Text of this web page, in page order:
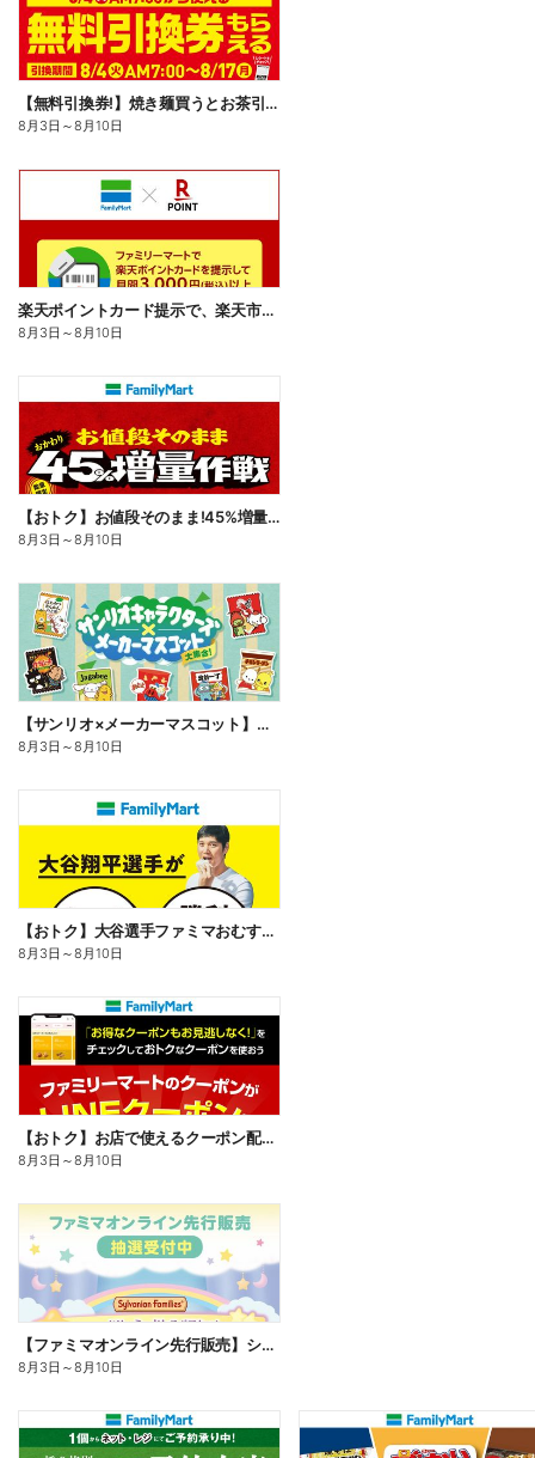
【無料引換券!】焼き麺買うとお茶引換券貰える!
8月3日 ～8月10日
楽天ポイントカード提示で、楽天市場でのお買い物がおトクに!
8月3日 ～8月10日
【おトク】お値段そのまま!45%増量作戦!
8月3日 ～8月10日
【サンリオ×メーカーマスコット】オリジナルグッズ貰える!
8月3日 ～8月10日
【おトク】大谷選手ファミマおむすび割
8月3日 ～8月10日
【おトク】お店で使えるクーポン配信中
8月3日 ～8月10日
【ファミマオンライン先行販売】シルバニアファミリー
8月3日 ～8月10日